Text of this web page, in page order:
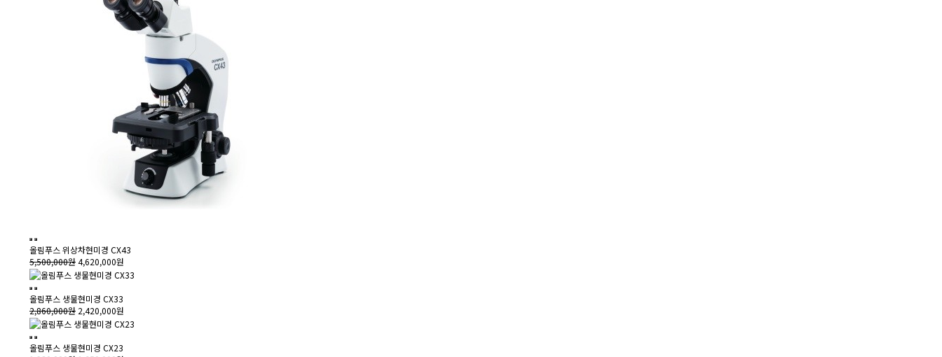
올림푸스 위상차현미경 CX43
5,500,000원4,620,000원
올림푸스 생물현미경 CX33
2,860,000원 2,420,000원
올림푸스 생물현미경 CX23